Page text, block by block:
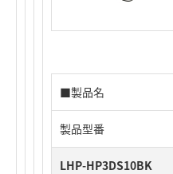
■製品名
製品型番
LHP-HP3DS10BK